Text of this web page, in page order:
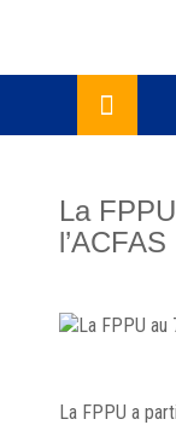
La
l’ACFAS
La FPPU a